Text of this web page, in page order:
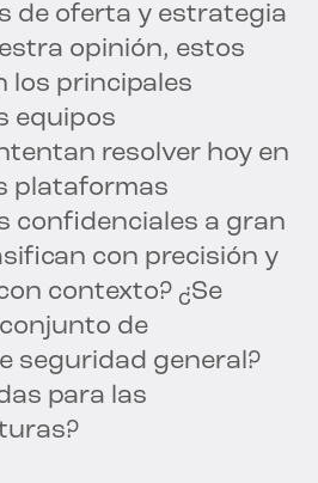
de oferta y estrategia
opinión, estos
los principales
equipos
resolver hoy en
plataformas
confidenciales a gran
con precisión y
contexto? ¿Se
de
seguridad general?
para las